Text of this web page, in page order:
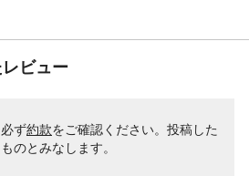
ビュー
ず約款をご確認ください。投稿した
のとみなします。